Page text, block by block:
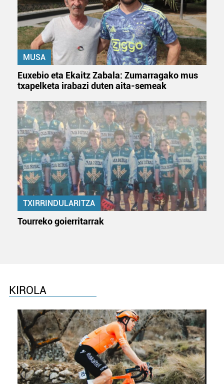
MUSA
Euxebio eta Ekaitz Zabala: Zumarragako mus
txapelketa irabazi duten aita-semeak
TXIRRINDULARITZA
Tourreko goierritarrak
KIROLA